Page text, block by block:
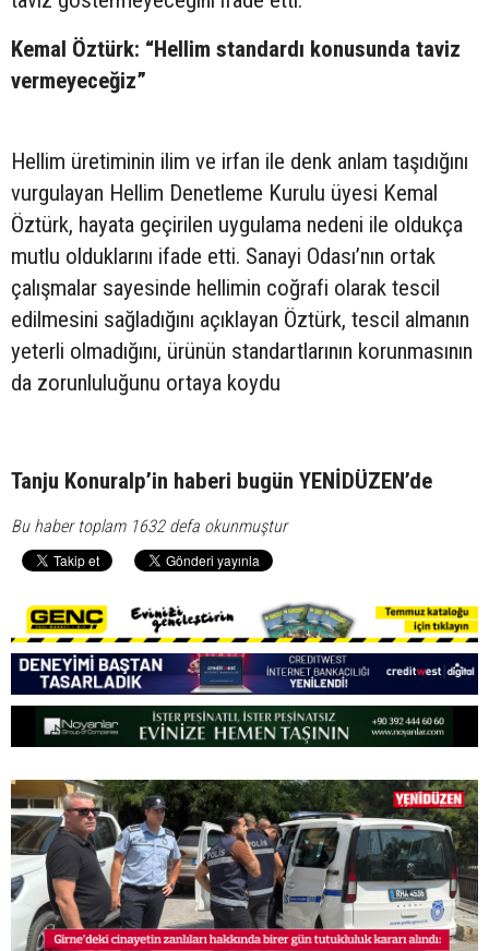
Kemal Öztürk: “Hellim standardı konusunda taviz
vermeyeceğiz”
Hellim üretiminin ilim ve irfan ile denk anlam taşıdığını
vurgulayan Hellim Denetleme Kurulu üyesi Kemal
Öztürk, hayata geçirilen uygulama nedeni ile oldukça
mutlu olduklarını ifade etti. Sanayi Odası’nın ortak
çalışmalar sayesinde hellimin coğrafi olarak tescil
edilmesini sağladığını açıklayan Öztürk, tescil almanın
yeterli olmadığını, ürünün standartlarının korunmasının
da zorunluluğunu ortaya koydu
Tanju Konuralp’in haberi bugün YENİDÜZEN’de
Bu haber toplam 1632 defa okunmuştur